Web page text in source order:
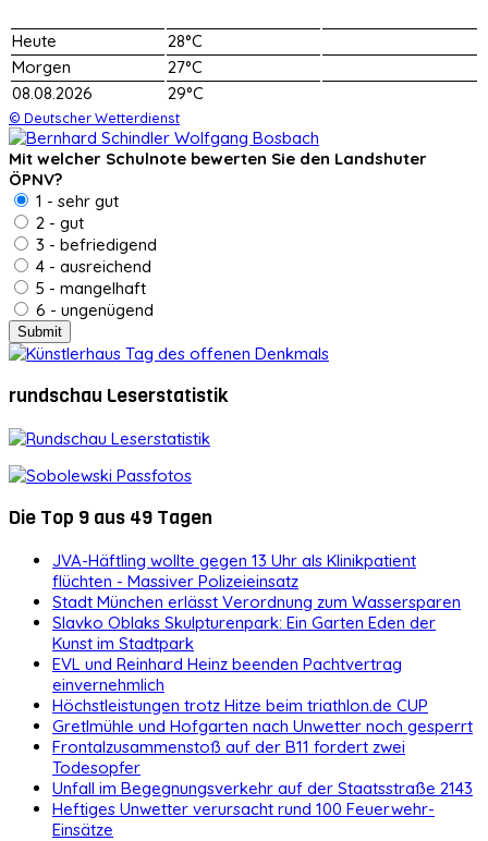
Heute
28°C
Morgen
27°C
08.08.2026
29°C
© Deutscher Wetterdienst
Mit welcher Schulnote bewerten Sie den Landshuter
ÖPNV?
1 - sehr gut
2 - gut
3 - befriedigend
4 - ausreichend
5 - mangelhaft
6 - ungenügend
rundschau Leserstatistik
Die Top 9 aus 49 Tagen
JVA-Häftling wollte gegen 13 Uhr als Klinikpatient
flüchten - Massiver Polizeieinsatz
Stadt München erlässt Verordnung zum Wassersparen
Slavko Oblaks Skulpturenpark: Ein Garten Eden der
Kunst im Stadtpark
EVL und Reinhard Heinz beenden Pachtvertrag
einvernehmlich
Höchstleistungen trotz Hitze beim triathlon.de CUP
Gretlmühle und Hofgarten nach Unwetter noch gesperrt
Frontalzusammenstoß auf der B11 fordert zwei
Todesopfer
Unfall im Begegnungsverkehr auf der Staatsstraße 2143
Heftiges Unwetter verursacht rund 100 Feuerwehr-
Einsätze